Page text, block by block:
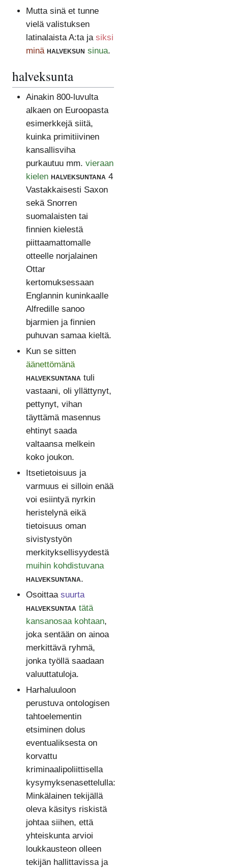
Mutta sinä et tunne
vielä valistuksen
latinalaista A:ta ja siksi
minä halveksun sinua.
halveksunta
Ainakin 800-luvulta
alkaen on Euroopasta
esimerkkejä siitä,
kuinka primitiivinen
kansallisviha
purkautuu mm. vieraan
kielen halveksuntana4
Vastakkaisesti Saxon
sekä Snorren
suomalaisten tai
finnien kielestä
piittaamattomalle
otteelle norjalainen
Ottar
kertomuksessaan
Englannin kuninkaalle
Alfredille sanoo
bjarmien ja finnien
puhuvan samaa kieltä.
Kun se sitten
äänettömänä
halveksuntanatuli
vastaani, oli yllättynyt,
pettynyt, vihan
täyttämä masennus
ehtinyt saada
valtaansa melkein
koko joukon.
Itsetietoisuus ja
varmuus ei silloin enää
voi esiintyä nyrkin
heristelynä eikä
tietoisuus oman
sivistystyön
merkityksellisyydestä
muihin kohdistuvana
halveksuntana.
Osoittaa suurta
halveksuntaa tätä
kansanosaa kohtaan,
joka sentään on ainoa
merkittävä ryhmä,
jonka työllä saadaan
valuuttatuloja.
Harhaluuloon
perustuva ontologisen
tahtoelementin
etsiminen dolus
eventualiksesta on
korvattu
kriminaalipoliittisella
kysymyksenasettelulla:
Minkälainen tekijällä
oleva käsitys riskistä
johtaa siihen, että
yhteiskunta arvioi
loukkausteon olleen
tekijän hallittavissa ja